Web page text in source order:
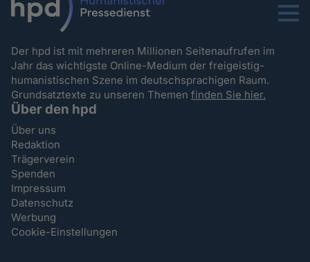
Menu
Der hpd ist mit mehreren Millionen Seitenaufrufen im
Jahr das wichtigste Online-Medium der freigeistig-
humanistischen Szene im deutschsprachigen Raum.
Grundsatztexte zu unseren Themenfinden Sie hier.
Über den hpd
Über uns
Redaktion
Trägerverein
Spenden
Impressum
Datenschutz
Werbung
Cookie-Einstellungen